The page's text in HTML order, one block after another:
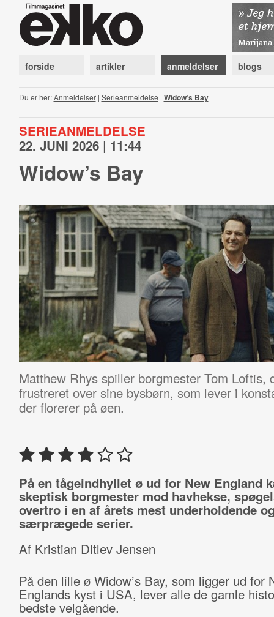
forside artikler anmeldelser blogs
Du er her:Anmeldelser| Serieanmeldelse | Widow’s Bay
SERIEANMELDELSE
22. JUNI 2026 | 11:44
Widow’s Bay
Matthew Rhys spiller borgmester Tom Loftis,
frustreret over sine bysbørn, som lever i
der florerer på øen.
På en tågeindhyllet ø ud for New England
skeptisk borgmester mod havhekse,
overtro i en af årets mest underholdende
særprægede serier.
Af Kristian Ditlev Jensen
På den lille ø Widow’s Bay, som ligger ud for
Englands kyst i USA, lever alle de gamle
bedste velgående.